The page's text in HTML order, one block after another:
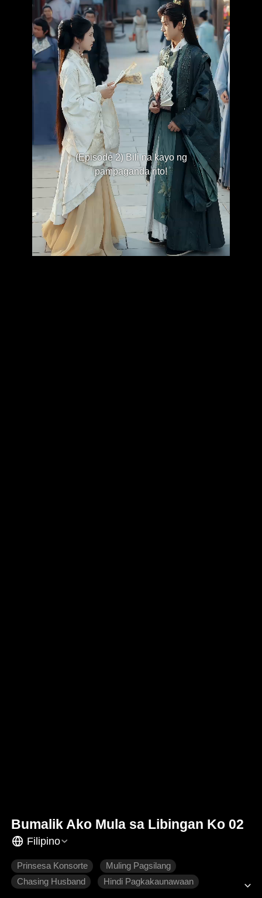
(Episode 2) Bili na kayo ng
pampaganda rito!
Bumalik Ako Mula sa Libingan Ko 02
Filipino
Prinsesa Konsorte
Muling Pagsilang
Chasing Husband
Hindi Pagkakaunawaan